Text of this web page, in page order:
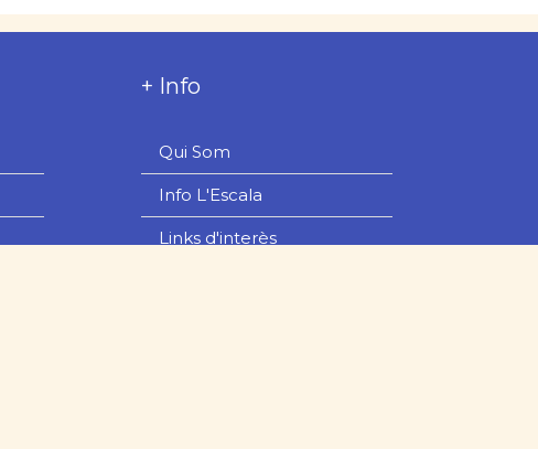
+ Info
Qui Som
Info L'Escala
Links d'interès